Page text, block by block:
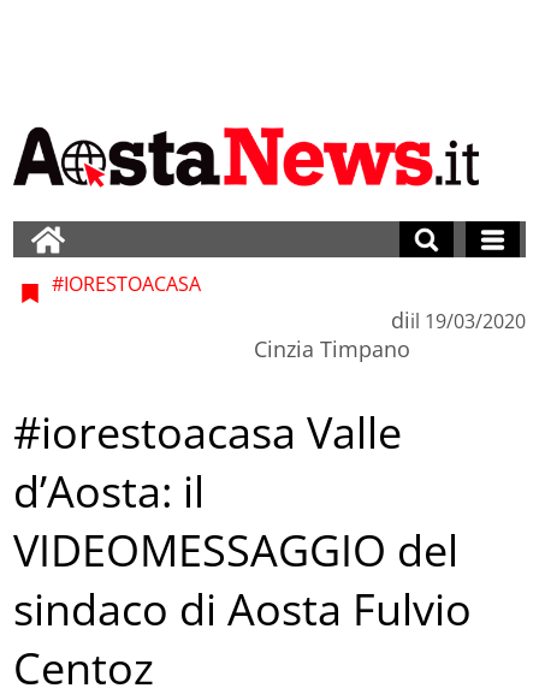
#IORESTOACASA
di
Cinzia Timpano
il 19/03/2020
#iorestoacasa Valle
d’Aosta: il
VIDEOMESSAGGIO del
sindaco di Aosta Fulvio
Centoz